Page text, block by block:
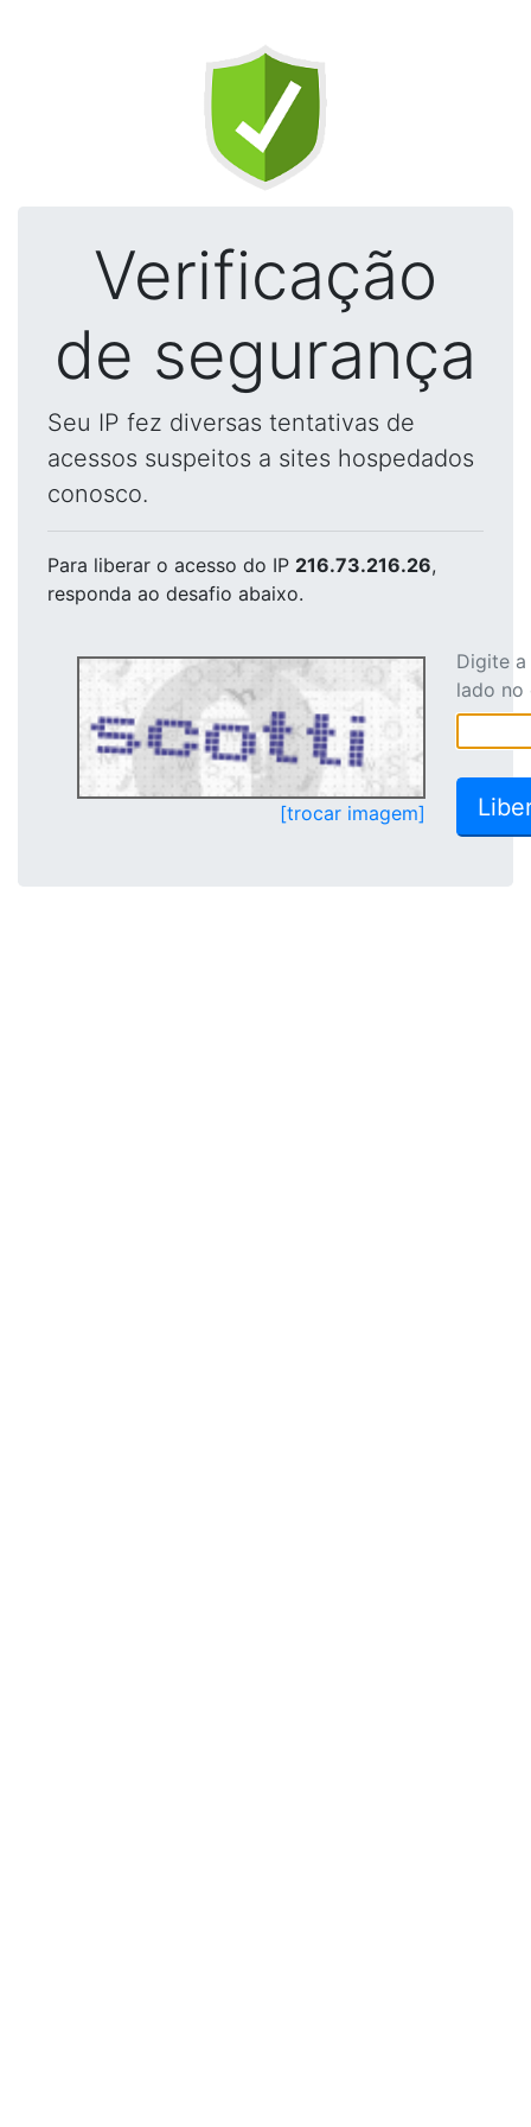
Verificação
de segurança
Seu IP fez diversas tentativas de
acessos suspeitos a sites hospedados
conosco.
Para liberar o acesso do IP 216.73.216.26,
responda ao desafio abaixo.
[trocar imagem]
Digite
lado no